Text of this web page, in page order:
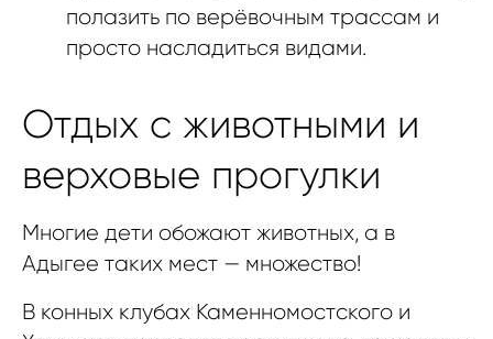
полазить по верёвочным трассам и
просто насладиться видами.
Отдых с животными и
верховые прогулки
Многие дети обожают животных, а в
Адыгее таких мест — множество!
В конных клубах Каменномостского и